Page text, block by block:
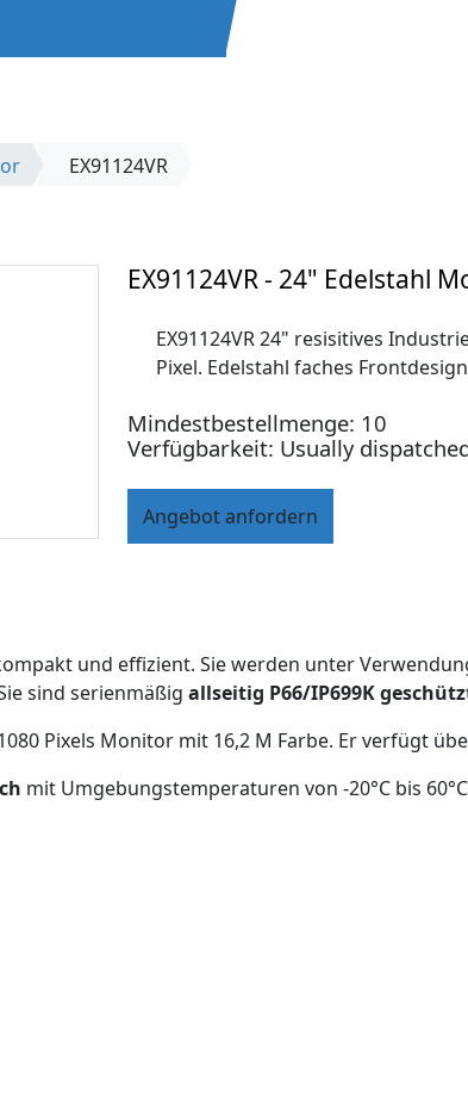
EX91124VR
EX91124VR - 24" Edelstahl
EX91124VR 24" resisitives
Pixel. Edelstahl faches
Mindestbestellmenge: 10
Verfügbarkeit: Usually
Angebot anfordern
und effizient. Sie werden unter
sind serienmäßig allseitig P66/IP699K
Pixels Monitor mit 16,2 M Farbe. Er verfügt
mit Umgebungstemperaturen von -20°C bis